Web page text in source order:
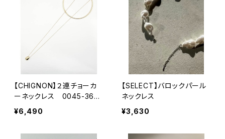
【CHIGNON】２連チョーカ
ーネックレス 0045-365R
T
¥6,490
【SELECT】バロックパール
ネックレス
¥3,630